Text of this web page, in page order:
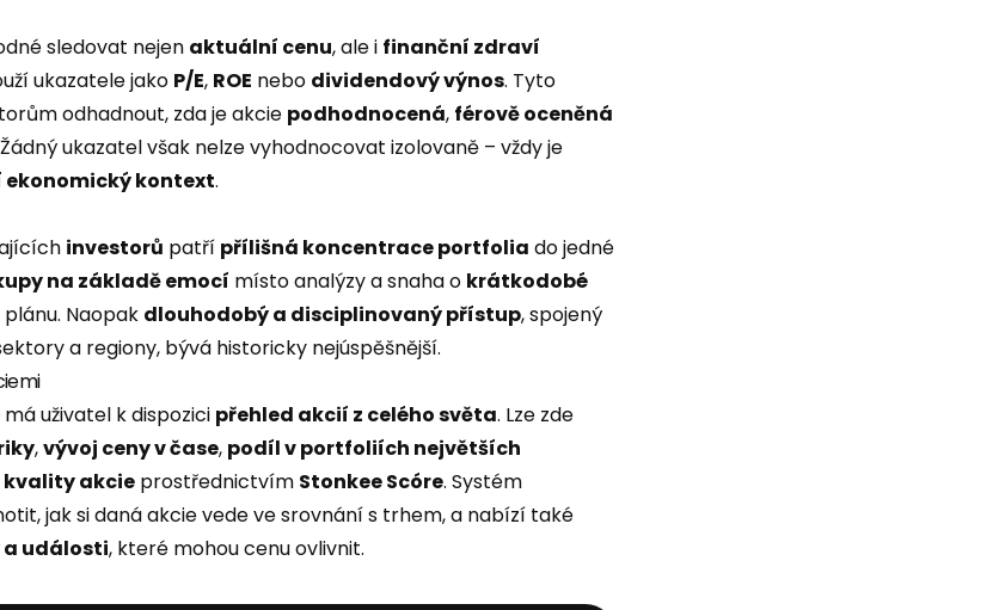
sledovat nejen aktuální cenu, ale i finanční zdraví
ukazatele jako P/E, ROE nebo dividendový výnos. Tyto
odhadnout, zda je akcie podhodnocená, férově oceněná
ukazatel však nelze vyhodnocovat izolovaně – vždy je
ekonomický kontext.
investorů patří přílišná koncentraceportfolia do jedné
na základě emocí místo analýzy a snaha o krátkodobé
Naopak dlouhodobý a disciplinovaný přístup, spojený
a regiony, bývá historicky nejúspěšnější.
má uživatel k dispozici přehled akcií z celého světa. Lze zde
,vývoj ceny v čase, podíl v portfoliích největších
akcie prostřednictvím Stonkee Scóre. Systém
jak si daná akcie vede ve srovnání s trhem, a nabízí také
a události, které mohou cenu ovlivnit.